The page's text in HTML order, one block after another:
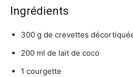
Ingrédients
300 g de crevettes
200 ml de lait de coco
1 courgette